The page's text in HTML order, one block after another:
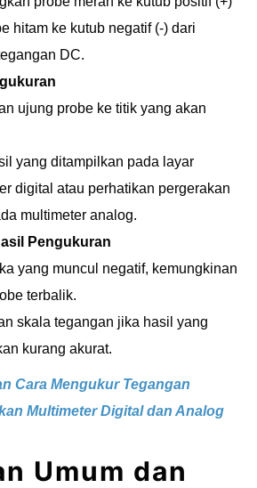
hitam ke kutub negatif (-) dari
DC.
ujung probe ke titik yang akan
yang ditampilkan pada layar
digital atau perhatikan pergerakan
multimeter analog.
Pengukuran
yang muncul negatif, kemungkinan
terbalik.
skala tegangan jika hasil yang
kurang akurat.
Cara Mengukur Tegangan
Multimeter Digital dan Analog
Umum dan